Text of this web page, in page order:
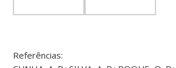
Referências: